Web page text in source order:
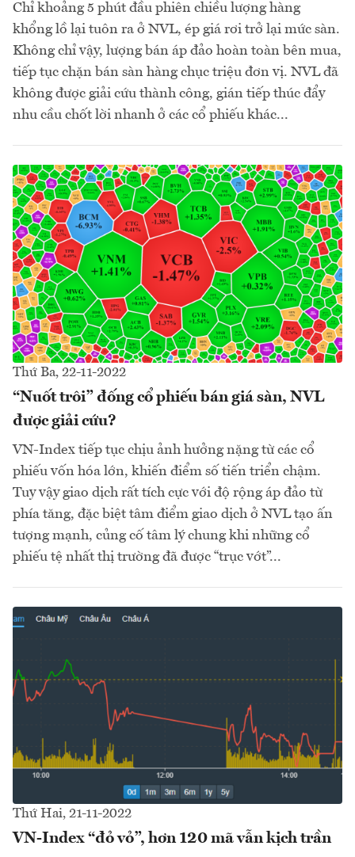
Chỉ khoảng 5 phút đầu phiên chiều lượng hàng
khổng lồ lại tuôn ra ở NVL, ép giá rơi trở lại mức sàn.
Không chỉ vậy, lượng bán áp đảo hoàn toàn bên mua,
tiếp tục chặn bán sàn hàng chục triệu đơn vị. NVL đã
không được giải cứu thành công, gián tiếp thúc đẩy
nhu cầu chốt lời nhanh ở các cổ phiếu khác...
Thứ Ba, 22-11-2022
“Nuốt trôi” đống cổ phiếu bán giá sàn, NVL
được giải cứu?
VN-Index tiếp tục chịu ảnh hưởng nặng từ các cổ
phiếu vốn hóa lớn, khiến điểm số tiến triển chậm.
Tuy vậy giao dịch rất tích cực với độ rộng áp đảo từ
phía tăng, đặc biệt tâm điểm giao dịch ở NVL tạo ấn
tượng mạnh, củng cố tâm lý chung khi những cổ
phiếu tệ nhất thị trường đã được “trục vớt”...
Thứ Hai, 21-11-2022
VN-Index “đỏ vỏ”, hơn 120 mã vẫn kịch trần